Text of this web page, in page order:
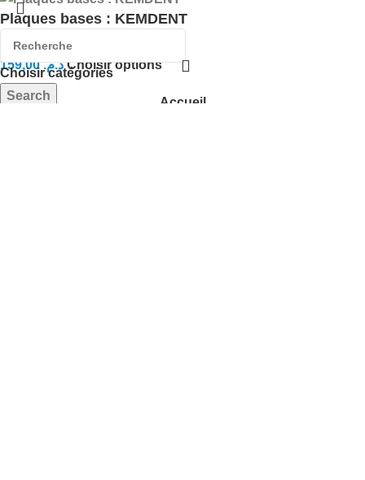
Choisir catégories
Search
Plaques bases : KEMDENT
د.م.159,00 Choisir options
Accueil